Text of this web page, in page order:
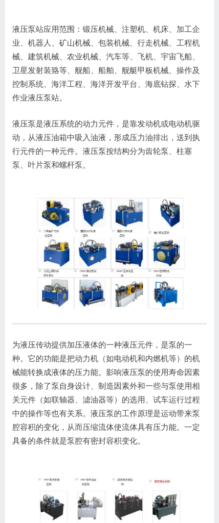
液压泵站应用范围：锻压机械、注塑机、机床、加工企
业、机器人、矿山机械、包装机械、行走机械、工程机
械、建筑机械、农业机械、汽车等、飞机、宇宙飞船、
卫星发射装臵等、舰船、船舶、舰艇甲板机械、操作及
控制系统、海洋工程、海洋开发平台、海底钻探、水下
作业液压泵站。
液压泵是液压系统的动力元件，是靠发动机或电动机驱
动，从液压油箱中吸入油液，形成压力油排出，送到执
行元件的一种元件。液压泵按结构分为齿轮泵、柱塞
泵、叶片泵和螺杆泵。
为液压传动提供加压液体的一种液压元件，是泵的一
种。它的功能是把动力机（如电动机和内燃机等）的机
械能转换成液体的压力能。影响液压泵的使用寿命因素
很多，除了泵自身设计、制造因素外和一些与泵使用相
关元件（如联轴器、滤油器等）的选用、试车运行过程
中的操作等也有关系。液压泵的工作原理是运动带来泵
腔容积的变化，从而压缩流体使流体具有压力能。一定
具备的条件就是泵腔有密封容积变化。